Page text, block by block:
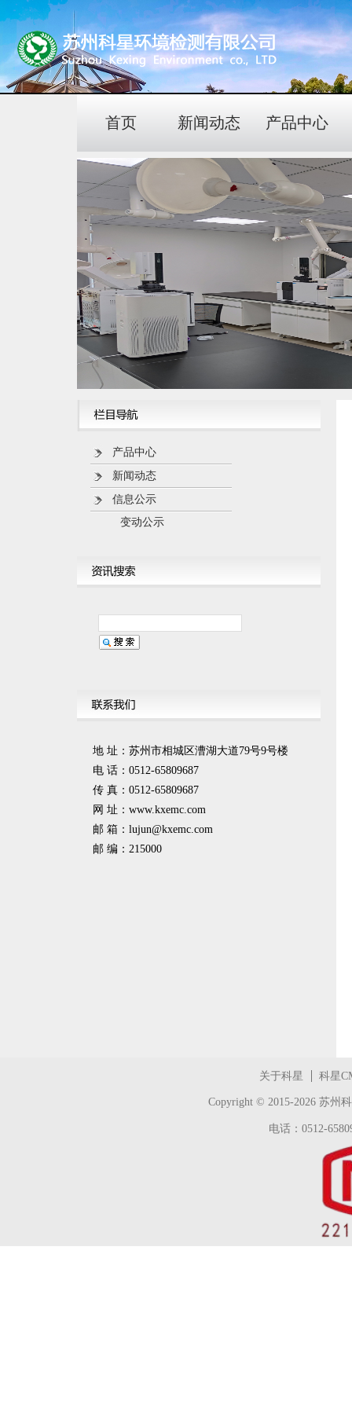
首页 新闻动态 产品中心
产品中心
新闻动态
信息公示
变动公示
地 址：苏州市相城区漕湖大道79号9号楼
电 话：0512-65809687
传 真：0512-65809687
网 址：www.kxemc.com
邮 箱： lujun@kxemc.com
邮 编：215000
关于科星 科星
Copyright © 2015-2026 苏州
电话：0512-